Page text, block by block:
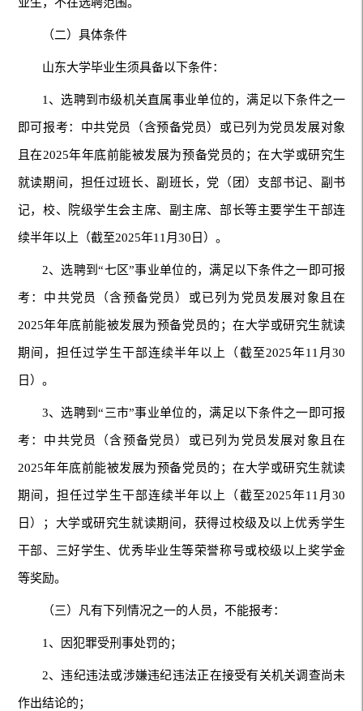
业生，不在选聘范围。
（二）具体条件
山东大学毕业生须具备以下条件：
1、选聘到市级机关直属事业单位的，满足以下条件之一
即可报考：中共党员（含预备党员）或已列为党员发展对象
且在2025年年底前能被发展为预备党员的；在大学或研究生
就读期间，担任过班长、副班长，党（团）支部书记、副书
记，校、院级学生会主席、副主席、部长等主要学生干部连
续半年以上（截至2025年11月30日）。
2、选聘到“七区”事业单位的，满足以下条件之一即可报
考：中共党员（含预备党员）或已列为党员发展对象且在
2025年年底前能被发展为预备党员的；在大学或研究生就读
期间，担任过学生干部连续半年以上（截至2025年11月30
日）。
3、选聘到“三市”事业单位的，满足以下条件之一即可报
考：中共党员（含预备党员）或已列为党员发展对象且在
2025年年底前能被发展为预备党员的；在大学或研究生就读
期间，担任过学生干部连续半年以上（截至2025年11月30
日）；大学或研究生就读期间，获得过校级及以上优秀学生
干部、三好学生、优秀毕业生等荣誉称号或校级以上奖学金
等奖励。
（三）凡有下列情况之一的人员，不能报考：
1、因犯罪受刑事处罚的；
2、违纪违法或涉嫌违纪违法正在接受有关机关调查尚未
作出结论的；